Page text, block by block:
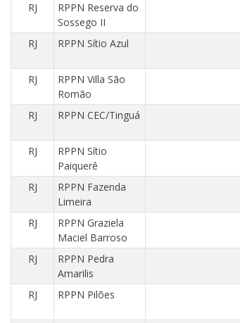
RJ
RPPN Reserva do
Sossego II
RJ RPPN Sítio Azul
RJ
RPPN Villa São
Romão
RJ RPPN CEC/Tinguá
RJ
RPPN Sítio
Paiquerê
RJ
RPPN Fazenda
Limeira
RJ
RPPN Graziela
Maciel Barroso
RJ
RPPN Pedra
Amarilis
RJ RPPN Pilões